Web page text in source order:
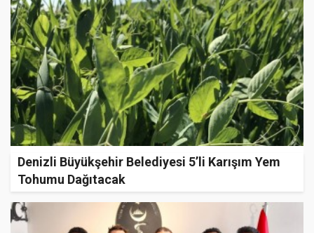
Denizli Büyükşehir Belediyesi 5’li Karışım Yem
Tohumu Dağıtacak